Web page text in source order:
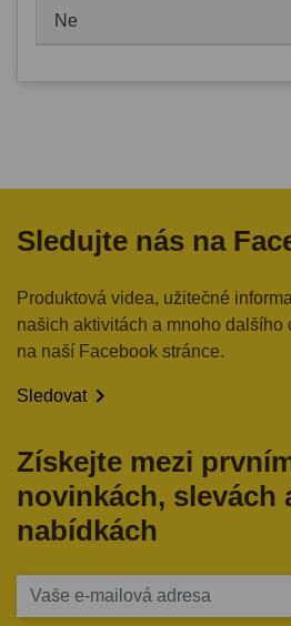
Ne
Sledujte nás na
Produktová videa, užitečné
našich aktivitách a mnoho dalšího
na naší Facebook stránce.
Sledovat
Získejte mezi
novinkách, slevách
nabídkách